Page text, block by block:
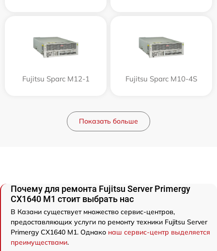
Fujitsu Sparc M12-1 Fujitsu Sparc M10-4S
Показать больше
Почему для ремонта Fujitsu Server Primergy
CX1640 M1 стоит выбрать нас
В Казани существует множество сервис-центров,
предоставляющих услуги по ремонту техники Fujitsu Server
Primergy CX1640 M1. Однако наш сервис-центр выделяется
преимуществами.